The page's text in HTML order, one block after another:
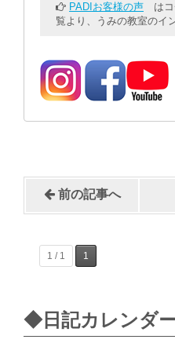
PADIお客様の声 はコ
覧より、うみの教室のイ
前の記事へ
1 / 1 1
◆日記カレンダ